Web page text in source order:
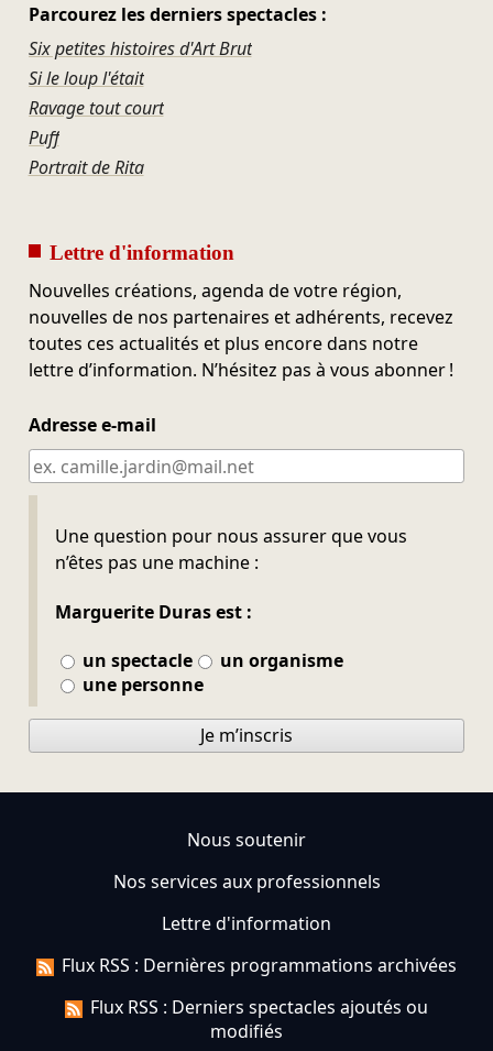
Parcourez les derniers spectacles :
Six petites histoires d'Art Brut
Si le loup l'était
Ravage tout court
Puff
Portrait de Rita
Lettre d'information
Nouvelles créations, agenda de votre région,
nouvelles de nos partenaires et adhérents, recevez
toutes ces actualités et plus encore dans notre
lettre d’information. N’hésitez pas à vous abonner !
Adresse e-mail
Une question pour nous assurer que vous
n’êtes pas une machine :
Marguerite Duras est :
un spectacle
un organisme
une personne
Ne pas remplir
Je m’inscris
Nous soutenir
Nos services aux professionnels
Lettre d'information
Flux RSS : Dernières programmations archivées
Flux RSS : Derniers spectacles ajoutés ou
modifiés